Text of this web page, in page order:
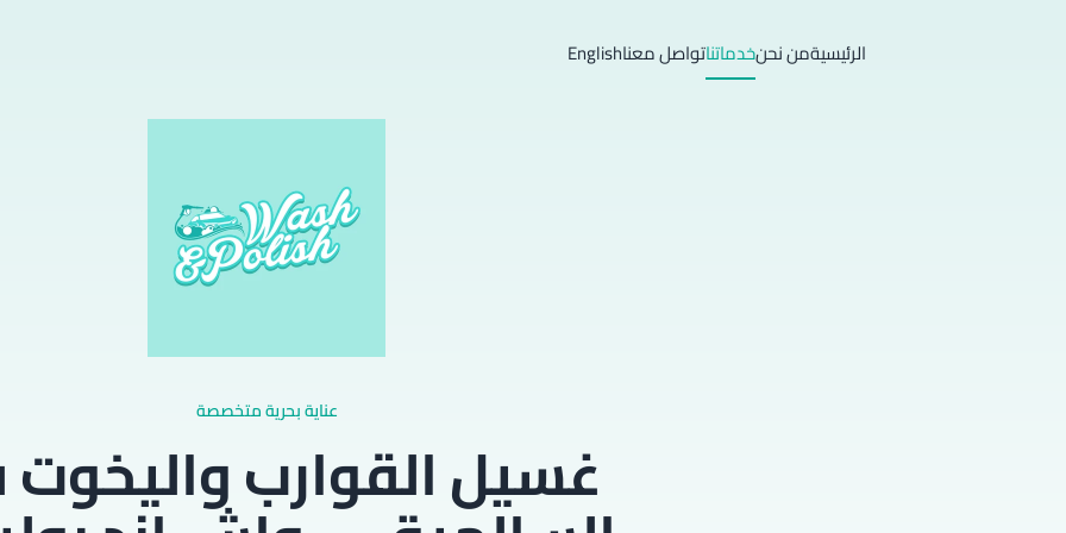
الرئيسيةمن نحنخدماتناتواصل معناEnglish
عناية بحرية متخصصة
غسيل القوارب